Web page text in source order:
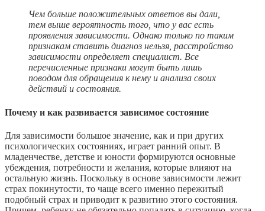
Чем больше положительных ответов вы дали,
тем выше вероятность того, что у вас есть
проявления зависимости. Однако только по таким
признакам ставить диагноз нельзя, расстройство
зависимости определяет специалист. Все
перечисленные признаки могут быть лишь
поводом для обращения к нему и анализа своих
действий и состояния.
Почему и как развивается зависимое состояние
Для зависимости большое значение, как и при других
психологических состояниях, играет ранний опыт. В
младенчестве, детстве и юности формируются основные
убеждения, потребности и желания, которые влияют на
остальную жизнь. Поскольку в основе зависимости лежит
страх покинутости, то чаще всего именно пережитый
подобный страх и приводит к развитию этого состояния.